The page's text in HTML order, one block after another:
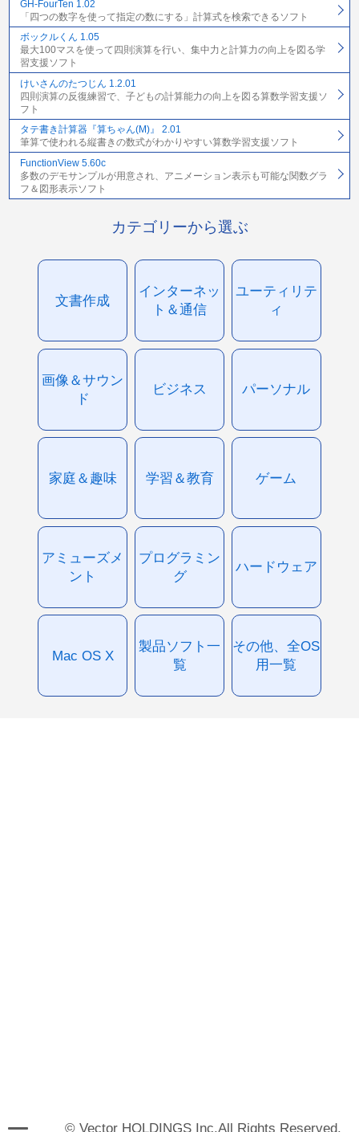
GH-FourTen 1.02
「四つの数字を使って指定の数にする」計算式を検索できるソフト
ボックルくん 1.05
最大100マスを使って四則演算を行い、集中力と計算力の向上を図る学
習支援ソフト
けいさんのたつじん 1.2.01
四則演算の反復練習で、子どもの計算能力の向上を図る算数学習支援ソ
フト
タテ書き計算器『算ちゃん(M)』 2.01
筆算で使われる縦書きの数式がわかりやすい算数学習支援ソフト
FunctionView 5.60c
多数のデモサンプルが用意され、アニメーション表示も可能な関数グラ
フ＆図形表示ソフト
カテゴリーから選ぶ
文書作成
インターネッ
ト＆通信
ユーティリテ
ィ
画像＆サウン
ド
ビジネス パーソナル
家庭＆趣味 学習＆教育 ゲーム
アミューズメ
ント
プログラミン
グ
ハードウェア
Mac OS X
製品ソフト一
覧
その他、全OS
用一覧
© Vector HOLDINGS Inc.All Rights Reserved.